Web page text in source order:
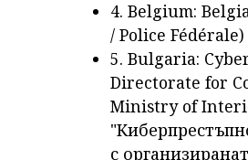
4. Belgium:
/ Police Fédérale)
5. Bulgaria:
Directorate for
Ministry of
с